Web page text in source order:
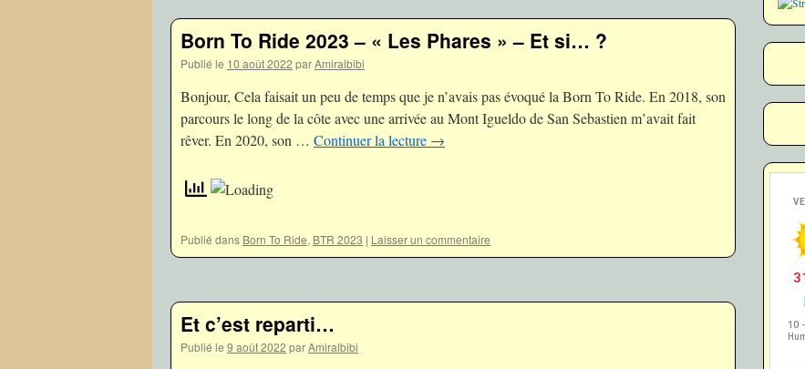
Born To Ride 2023 – « Les Phares » – Et si… ?
Publié le 10 août 2022 parAmiralbibi
Bonjour, Cela faisait un peu de temps que je n’avais pas évoqué la Born To Ride. En 2018, son
parcours le long de la côte avec une arrivée au Mont Igueldo de San Sebastien m’avait fait
rêver. En 2020, son … Continuer la lecture →
Publié dans Born To Ride, BTR 2023 | Laisser un commentaire
Et c’est reparti…
Publié le 9 août 2022 parAmiralbibi